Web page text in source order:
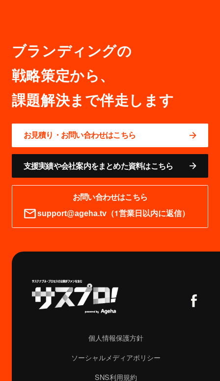
ブランディングの
戦略策定から、
お見積り・お問い合わせはこちら
支援実績や会社案内をまとめた資料はこちら
お問い合わせはこちら
support@ageha.tv（1営業日以内に返信）
個人情報保護方針
ソーシャルメディアポリシー
SNS利用規約